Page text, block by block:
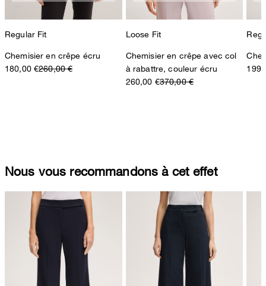
Regular Fit
Chemisier en crêpe écru
180,00 €260,00 €
Loose Fit
Chemisier en crêpe avec col
à rabattre, couleur écru
260,00 €370,00 €
Nous vous recommandons à cet effet